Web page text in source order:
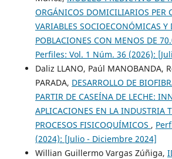
ORGÁNICOS DOMICILIARIOS PER
VARIABLES SOCIOECONÓMICAS Y
POBLACIONES CON MENOS DE
Perfiles: Vol. 1 Núm. 36 (2026):
Daliz LLANO, Paúl MANOBANDA,
PARADA, DESARROLLO DE
PARTIR DE CASEÍNA DE LECHE:
APLICACIONES EN LA INDUSTRIA
PROCESOS FISICOQUÍMICOS ,
(2024): [Julio - Diciembre 2024]
Willian Guillermo Vargas Zúñiga,